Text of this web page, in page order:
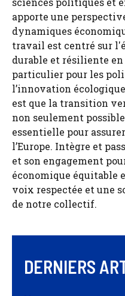
apporte une
dynamiques
travail est centré sur
durable et résiliente
particulier pour les
l’innovation
est que la transition
non seulement
essentielle pour
l’Europe. Intègre et
et son engagement
économique équitable
voix respectée et une
de notre collectif.
DERNIERS